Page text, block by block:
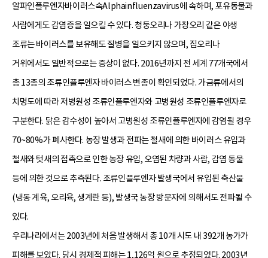
알파인플루엔자바이러스속Alphainfluenzavirus에 속하며, 포유동물과
사람에게도 감염증을 일으킬 수 있다. 청둥오리나 가창오리 같은 야생
조류는 바이러스를 보유해도 질병을 일으키지 않으며, 집오리나
거위에서도 일반적으로는 증상이 없다. 2016년까지 전 세계 77개국에서
총 13종의 조류인플루엔자 바이러스 변종이 확인되었다. 가금류에서의
치명도에 따라 저병원성 조류인플루엔자와 고병원성 조류인플루엔자로
구분한다. 닭은 감수성이 높아서 고병원성 조류인플루엔자에 감염될 경우
70~80%가 폐사한다. 농장 발생과 전파는 철새에 의한 바이러스 유입과
철새와 텃새의 접촉으로 인한 농장 유입, 오염된 차량과 사람, 감염 동물
등에 의한 것으로 추측된다. 조류인플루엔자 발생국에서 유입된 축산물
(냉동 계육, 오리육, 생계란 등), 발생국 농장 방문자에 의해서도 전파될 수
있다.
우리나라에서는 2003년에 처음 발생해서 총 10개 시도 내 392개 농가가
피해를 보았다. 당시 경제적 피해는 1,126억 원으로 추정되었다. 2003년